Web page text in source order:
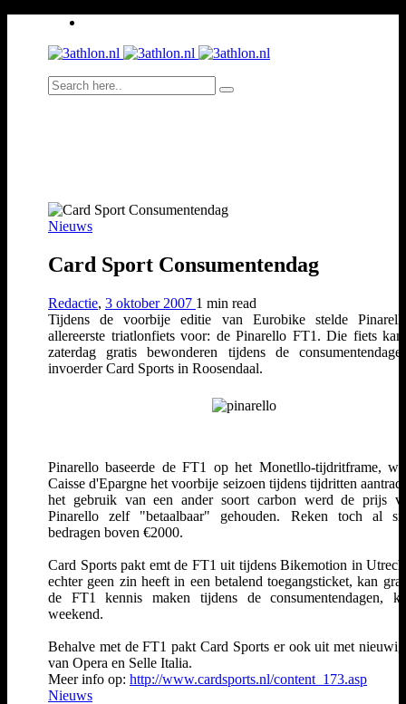
Nieuws
Card Sport Consumentendag
Redactie, 3 oktober 2007 1 min read
Tijdens de voorbije editie van Eurobike stelde
allereerste triatlonfiets voor: de Pinarello FT1. Die fiets
zaterdag gratis bewonderen tijdens de
invoerder Card Sports in Roosendaal.
Pinarello baseerde de FT1 op het Monetllo-tijdritframe,
Caisse d'Epargne het voorbije seizoen tijdens tijdritten
het gebruik van een ander soort carbon werd de prijs
Pinarello zelf "betaalbaar" gehouden. Reken toch al
bedragen boven €2000.
Card Sports pakt emt de FT1 uit tijdens Bikemotion in
echter geen zin heeft in een betalend toegangsticket, kan
de FT1 kennis maken tijdens de consumentendagen,
weekend.
Behalve met de FT1 pakt Card Sports er ook uit met
van Opera en Selle Italia.
Meer info op: http://www.cardsports.nl/content_173.asp
Nieuws